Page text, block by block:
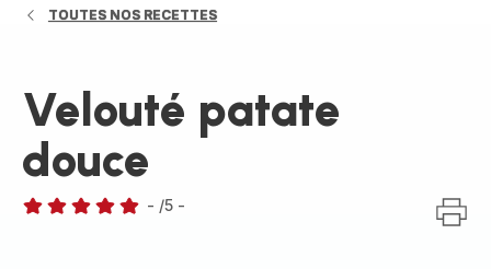
TOUTES NOS RECETTES
Velouté patate
douce
- /5 -